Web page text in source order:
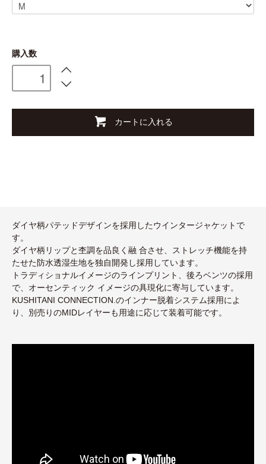
購入数
カートに入れる
ダイヤ柄パテッドデザインを採用したウインタージャケットで
す。
ダイヤ柄リップと杢調を品良く融 合させ、ストレッチ機能を持
たせた防水透湿生地を独自開発し採用しています。
トラディショナルイメージのラインプリント、後ろベンツの採用
で、オーセンティック イメージの具現化に寄与しています。
KUSHITANI CONNECTION.のインナー脱着システム採用によ
り、別売りのMIDレイヤーも用途に応じて装着可能です。